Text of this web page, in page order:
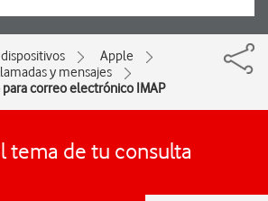
Apple
y mensajes
correo electrónico IMAP
tema de tu consulta